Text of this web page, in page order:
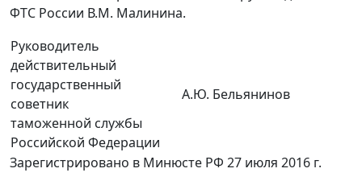
ФТС России В.М. Малинина.
Руководитель
действительный
государственный
советник
таможенной службы
Российской Федерации
А.Ю. Бельянинов
Зарегистрировано в Минюсте РФ 27 июля 2016 г.